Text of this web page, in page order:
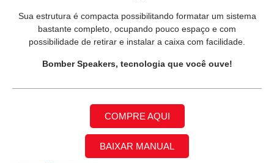
Sua estrutura é compacta possibilitando formatar um sistema
bastante completo, ocupando pouco espaço e com
possibilidade de retirar e instalar a caixa com facilidade.
Bomber Speakers, tecnologia que você ouve!
COMPRE AQUI
BAIXAR MANUAL